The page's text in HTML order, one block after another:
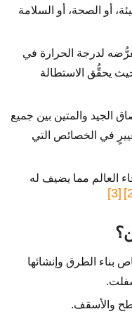
أو الصحة، أو السلامة
تعرُّضه لدرجة الحرارة في
يحقُّق الاستطالة
الجيد والمتين بين جميع
في الخصائص التي
العالم مما يضيف له
[3]
بناء الطرق وإنشائها